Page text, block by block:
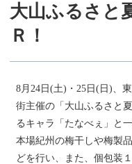
大山ふるさと
Ｒ！
8月24日(土)・25日(日)、
街主催の「大山ふるさと
るキャラ「たなべぇ」と
本場紀州の梅干しや梅製
どを行い、また、個包装